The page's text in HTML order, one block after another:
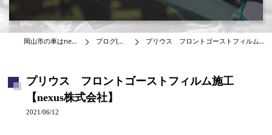
岡山市の車はnexus株式会社 ブログ(施工事例) プリウス フロントゴーストフィルム施工 【nexus株式会社】
プリウス フロントゴーストフィルム施工
【nexus株式会社】
2021/06/12